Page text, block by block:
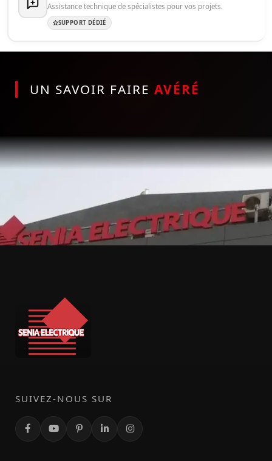
Assistance technique de spécialistes pour vos projets.
SUPPORT DÉDIÉ
UN SAVOIR FAIRE AVÉRÉ
SUIVEZ-NOUS SUR